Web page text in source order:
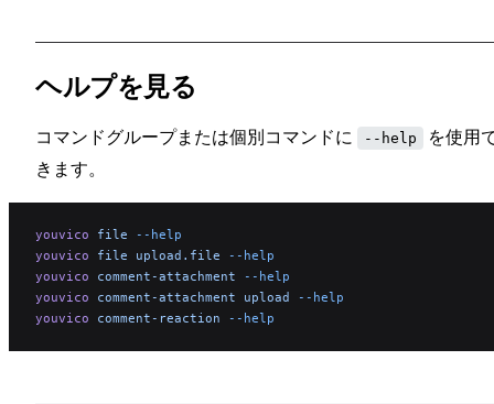
ヘルプを見る
コマンドグループまたは個別コマンドに --help
を使用
きます。
youvico file --help
youvico file upload.file --help
youvico comment-attachment --help
youvico comment-attachment upload --help
youvico comment-reaction --help